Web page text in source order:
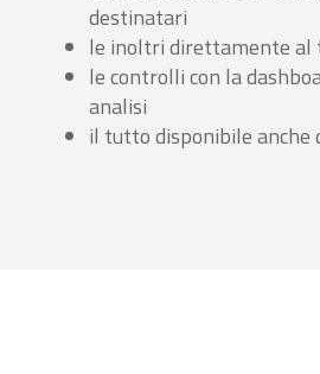
destinatari
le inoltri direttamente al
le controlli con la
analisi
il tutto disponibile anche